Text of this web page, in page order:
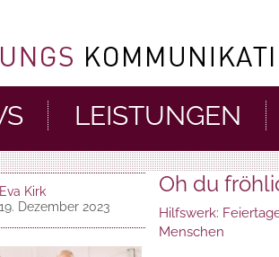
LEISTUNGEN
Eva Kirk
19. Dezember 2023
Oh du
Hilfswerk:
Menschen